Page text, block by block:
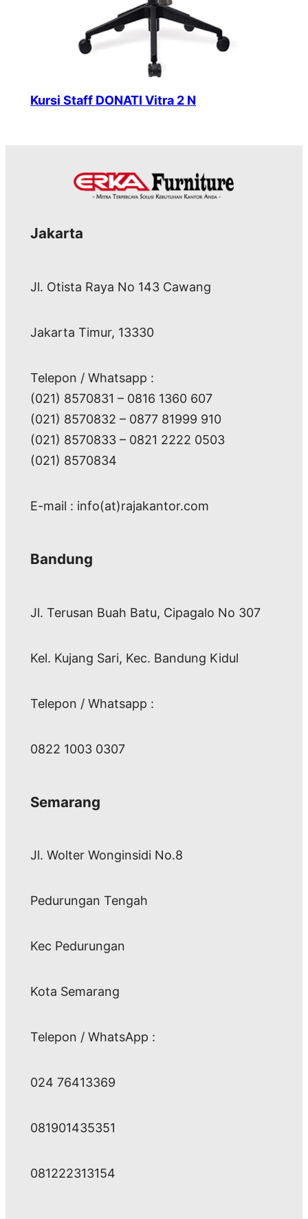
Kursi Staff DONATI Vitra 2 N
Jakarta
Jl. Otista Raya No 143 Cawang
Jakarta Timur, 13330
Telepon / Whatsapp :
(021) 8570831 – 0816 1360 607
(021) 8570832 – 0877 81999 910
(021) 8570833 – 0821 2222 0503
(021) 8570834
E-mail : info(at)rajakantor.com
Bandung
Jl. Terusan Buah Batu, Cipagalo No 307
Kel. Kujang Sari, Kec. Bandung Kidul
Telepon / Whatsapp :
0822 1003 0307
Semarang
Jl. Wolter Wonginsidi No.8
Pedurungan Tengah
Kec Pedurungan
Kota Semarang
Telepon / WhatsApp :
024 76413369
081901435351
081222313154